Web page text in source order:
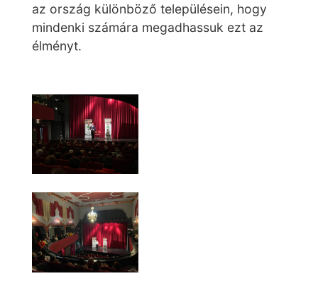
az ország különböző településein, hogy
mindenki számára megadhassuk ezt az
élményt.